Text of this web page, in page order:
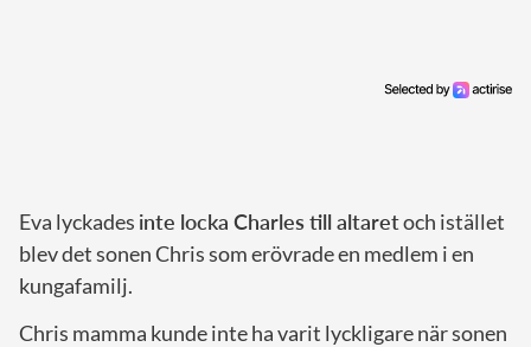
Eva lyckades inte locka Charles till altaretoch istället
blev det sonen Chris som erövrade en medlem i en
kungafamilj.
Chris mamma kunde inte ha varit lyckligare när sonen